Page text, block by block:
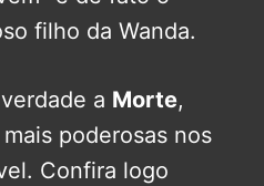
filho da Wanda.
a Morte,
poderosas nos
Confira logo